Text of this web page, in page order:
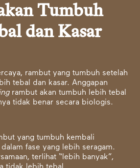
Tumbuh
dan Kasar
rambut yang tumbuh setelah
tebal dan kasar. Anggapan
rambut akan tumbuh lebih tebal
tidak benar secara biologis.
yang tumbuh kembali
fase yang lebih seragam.
terlihat “lebih banyak”,